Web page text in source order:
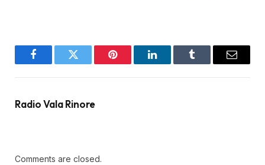
FacebookTwitter Pinterest LinkedInTumblr Email
Radio Vala Rinore
Comments are closed.